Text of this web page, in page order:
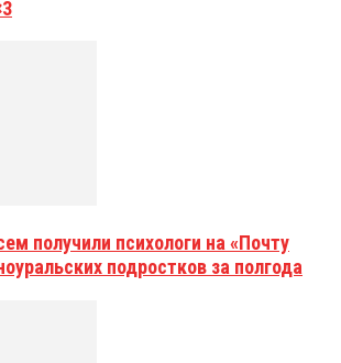
получили психологи на «Почту
подростков за полгода